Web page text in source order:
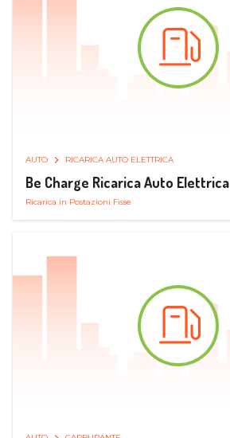
AUTO RICARICA AUTO ELETTRICA
Be Charge Ricarica Auto Elettrica
Ricarica in Postazioni Fisse